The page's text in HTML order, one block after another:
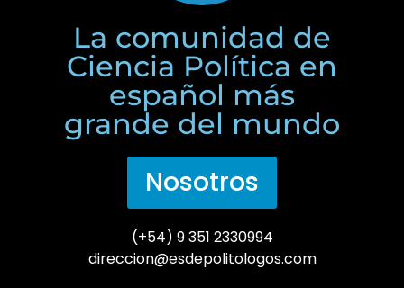
La comunidad de
Ciencia Política en
español más
grande del mundo
Nosotros
(+54) 9 351 2330994
direccion@esdepolitologos.com